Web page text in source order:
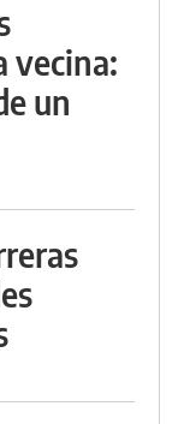
vecina:
un